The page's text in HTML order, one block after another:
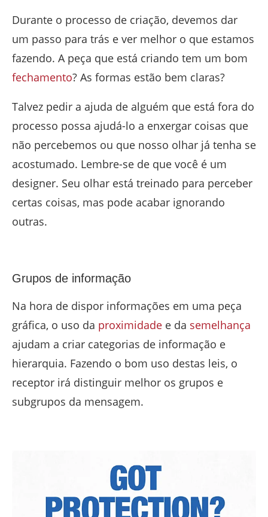
Durante o processo de criação, devemos dar
um passo para trás e ver melhor o que estamos
fazendo. A peça que está criando tem um bom
fechamento? As formas estão bem claras?
Talvez pedir a ajuda de alguém que está fora do
processo possa ajudá-lo a enxergar coisas que
não percebemos ou que nosso olhar já tenha se
acostumado. Lembre-se de que você é um
designer. Seu olhar está treinado para perceber
certas coisas, mas pode acabar ignorando
outras.
Grupos de informação
Na hora de dispor informações em uma peça
gráfica, o uso da proximidade e da semelhança
ajudam a criar categorias de informação e
hierarquia. Fazendo o bom uso destas leis, o
receptor irá distinguir melhor os grupos e
subgrupos da mensagem.